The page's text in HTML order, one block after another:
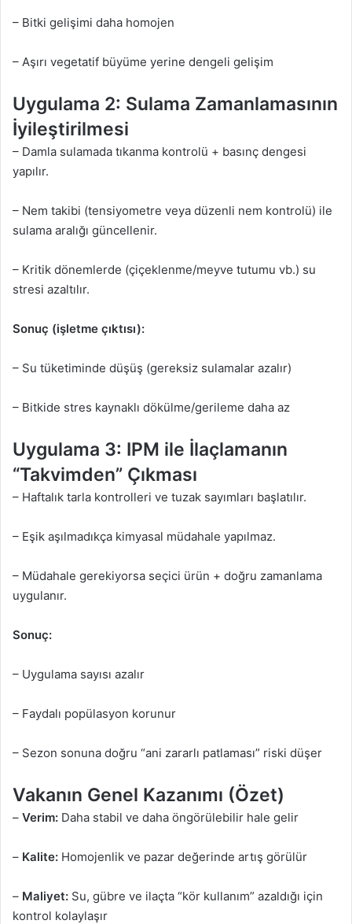
– Bitki gelişimi daha homojen
– Aşırı vegetatif büyüme yerine dengeli gelişim
Uygulama 2: Sulama Zamanlamasının
İyileştirilmesi
– Damla sulamada tıkanma kontrolü + basınç dengesi
yapılır.
– Nem takibi (tensiyometre veya düzenli nem kontrolü) ile
sulama aralığı güncellenir.
– Kritik dönemlerde (çiçeklenme/meyve tutumu vb.) su
stresi azaltılır.
Sonuç (işletme çıktısı):
– Su tüketiminde düşüş (gereksiz sulamalar azalır)
– Bitkide stres kaynaklı dökülme/gerileme daha az
Uygulama 3: IPM ile İlaçlamanın
“Takvimden” Çıkması
– Haftalık tarla kontrolleri ve tuzak sayımları başlatılır.
– Eşik aşılmadıkça kimyasal müdahale yapılmaz.
– Müdahale gerekiyorsa seçici ürün + doğru zamanlama
uygulanır.
Sonuç:
– Uygulama sayısı azalır
– Faydalı popülasyon korunur
– Sezon sonuna doğru “ani zararlı patlaması” riski düşer
Vakanın Genel Kazanımı (Özet)
– Verim: Daha stabil ve daha öngörülebilir hale gelir
– Kalite: Homojenlik ve pazar değerinde artış görülür
– Maliyet: Su, gübre ve ilaçta “kör kullanım” azaldığı için
kontrol kolaylaşır